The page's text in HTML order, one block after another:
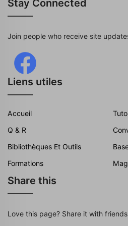
Stay Connected
Join people who receive site
Liens utiles
Accueil
Q & R
Bibliothèques Et Outils
Formations
Share this
Love this page? Share it with